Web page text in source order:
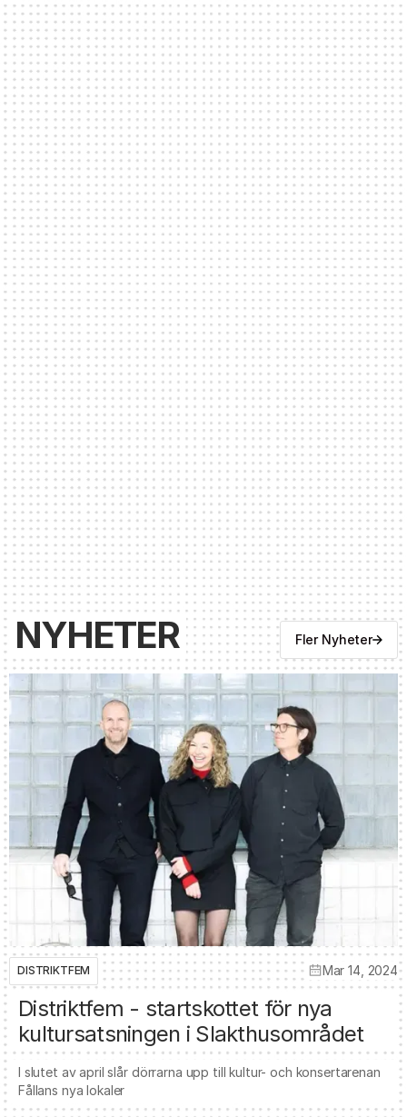
Finns det tillgång till projektor, ljudsystem och
dansgolv?
De flesta av våra verksamheter erbjuder någon
form av teknik samt möjligheter till dansgolv.
Dock varierar de tekniska faciliteterna mellan
våra verksamheter. Kontakta direkt den valda
lokalen för att få information om deras utrustning
och möjligheter.
Kan jag hyra möbler och dekor till mitt event?
Flera verksamheter erbjuder uthyrning av möbler
och dekor. Alla detaljer och bokningar kring detta
hanteras direkt med lokalen.
Kan ni erbjuda en guide för säkerhetsåtgärder
vid stora evenemang?
Säkerhetsrutiner sköts av respektive verksamhet.
För detaljer om säkerhetsåtgärder, vänligen
kontakta direkt den verksamhet där ditt event
kommer att hållas.
NYHETER Fler Nyheter
DISTRIKTFEM Mar 14, 2024
Distriktfem - startskottet för nya
kultursatsningen i Slakthusområdet
I slutet av april slår dörrarna upp till kultur- och konsertarenan
Fållans nya lokaler